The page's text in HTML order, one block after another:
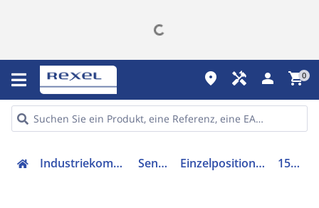
place handyman person shopping_cart0
Industriekomponenten Sensorik Einzelpositionsschalter 156316